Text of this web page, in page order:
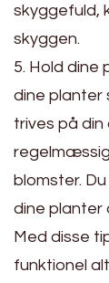
skyggefuld,
skyggen.
5. Hold dine
dine planter
trives på
blomster.
dine planter
Med disse
funktionel